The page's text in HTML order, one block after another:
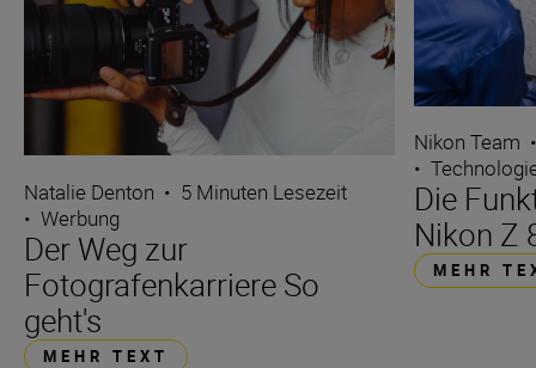
Natalie Denton • 5 Minuten Lesezeit
• Werbung
Der Weg zur
Fotografenkarriere So
geht's
MEHR TEXT
Nikon Team
•
Die
Nikon Z
MEHR